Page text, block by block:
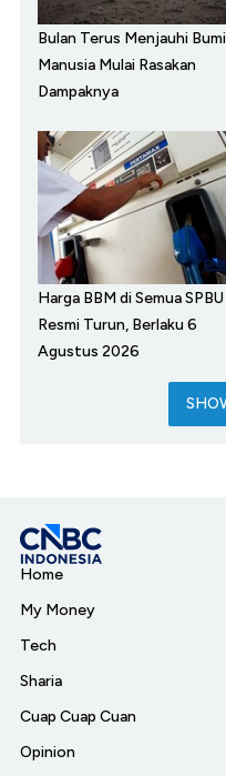
Bulan Terus Menjauhi
Manusia Mulai Rasakan
Dampaknya
Harga BBM di Semua SPBU
Resmi Turun, Berlaku 6
Agustus 2026
Home
My Money
Tech
Sharia
Cuap Cuap Cuan
Opinion